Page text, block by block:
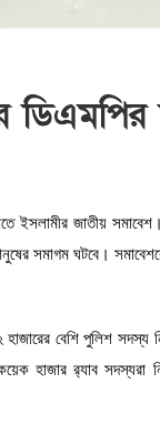
ইসলামীর জাতীয়
সমাগম ঘটবে।
বেশি পুলিশ সদস্য
হাজার র‌্যাব সদস্যরা